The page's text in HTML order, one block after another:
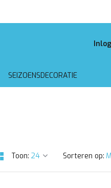
SEIZOENSDECORATIE
Toon: Sorteren op: